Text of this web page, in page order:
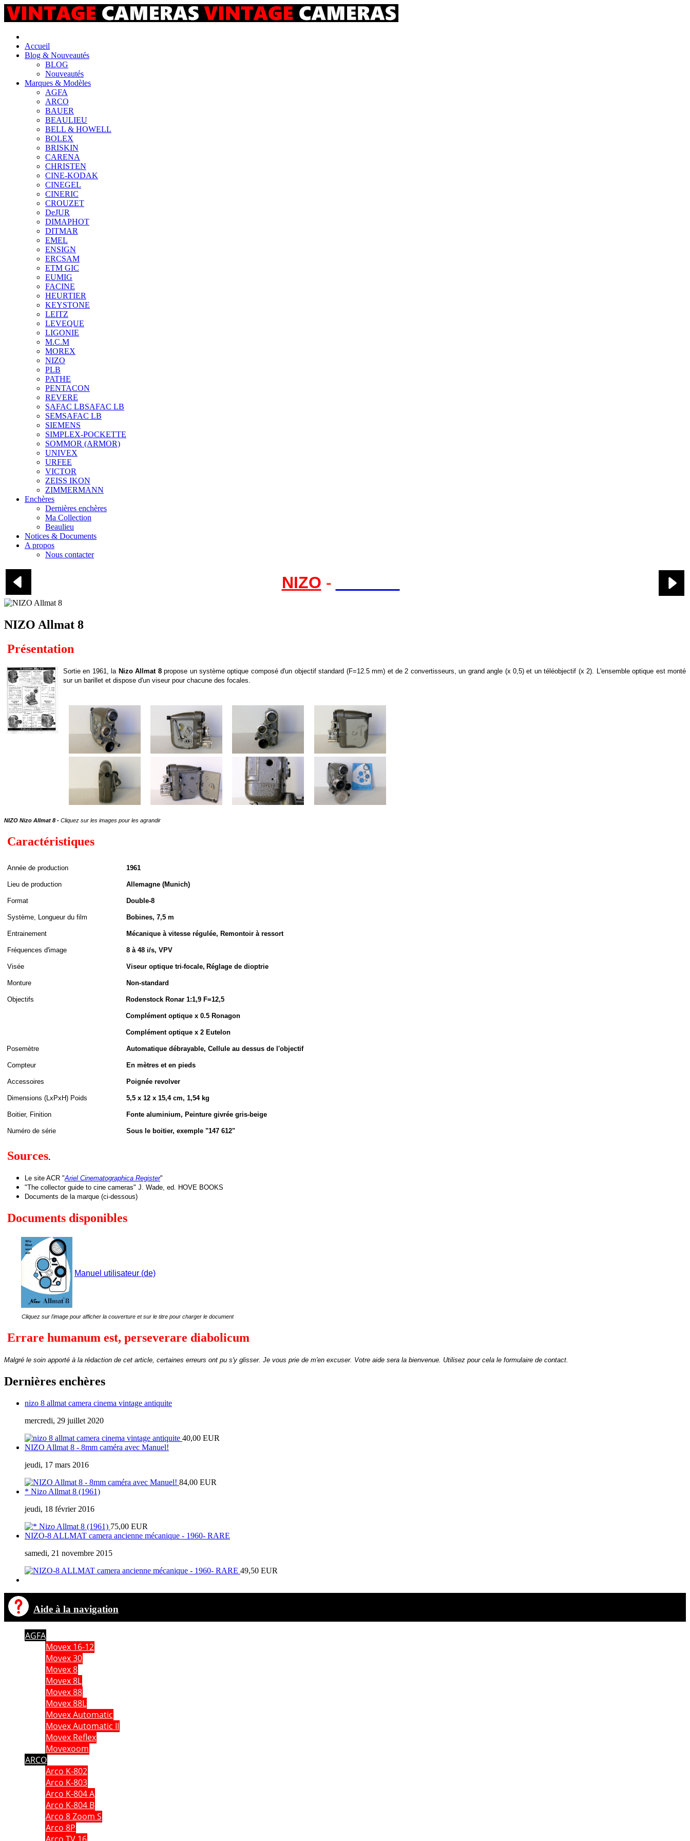
Accueil
Blog & Nouveautés
BLOG
Nouveautés
Marques & Modèles
AGFA
ARCO
BAUER
BEAULIEU
BELL & HOWELL
BOLEX
BRISKIN
CARENA
CHRISTEN
CINE-KODAK
CINEGEL
CINERIC
CROUZET
DeJUR
DIMAPHOT
DITMAR
EMEL
ENSIGN
ERCSAM
ETM GIC
EUMIG
FACINE
HEURTIER
KEYSTONE
LEITZ
LEVEQUE
LIGONIE
M.C.M
MOREX
NIZO
PLB
PATHE
PENTACON
REVERE
SAFAC LBSAFAC LB
SEMSAFAC LB
SIEMENS
SIMPLEX-POCKETTE
SOMMOR (ARMOR)
UNIVEX
URFEE
VICTOR
ZEISS IKON
ZIMMERMANN
Enchères
Dernières enchères
Ma Collection
Beaulieu
Notices & Documents
A propos
Nous contacter
NIZO -
NIZO Allmat 8
Présentation
Sortie en 1961, la Nizo Allmat 8propose un système optique composé d'un objectif standard (F=12.5 mm) et de 2 convertisseurs, un grand angle (x 0,5) et un téléobjectif (x 2). L'ensemble optique est monté
sur un barillet et dispose d'un viseur pour chacune des focales.
NIZO Nizo Allmat 8 - Cliquez sur les images pour les agrandir
Caractéristiques
Année de production 1961
Lieu de production Allemagne (Munich)
Format Double-8
Système, Longueur du film Bobines, 7,5 m
Entrainement Mécanique à vitesse régulée, Remontoir à ressort
Fréquences d'image 8 à 48 i/s, VPV
Visée Viseur optique tri-focale, Réglage de dioptrie
Monture Non-standard
Objectifs Rodenstock Ronar 1:1,9 F=12,5
Complément optique x 0.5 Ronagon
Complément optique x 2 Eutelon
Posemètre Automatique débrayable, Cellule au dessus de l'objectif
Compteur En mètres et en pieds
Accessoires Poignée revolver
Dimensions (LxPxH) Poids 5,5 x 12 x 15,4 cm, 1,54 kg
Boitier, Finition Fonte aluminium, Peinture givrée gris-beige
Numéro de série Sous le boitier, exemple "147 612"
Sources.
Le site ACR "Ariel Cinematographica Register"
"The collector guide to cine cameras" J. Wade, ed. HOVE BOOKS
Documents de la marque (ci-dessous)
Documents disponibles
Manuel utilisateur (de)
Cliquez sur l'image pour afficher la couverture et sur le titre pour charger le document
Errare humanum est, perseverare diabolicum
Malgré le soin apporté à la rédaction de cet article, certaines erreurs ont pu s'y glisser. Je vous prie de m'en excuser. Votre aide sera la bienvenue . Utilisez pour cela le formulaire de contact.
Dernières enchères
nizo 8 allmat camera cinema vintage antiquite
mercredi, 29 juillet 2020
40,00 EUR
NIZO Allmat 8 - 8mm caméra avec Manuel!
jeudi, 17 mars 2016
84,00 EUR
* Nizo Allmat 8 (1961)
jeudi, 18 février 2016
75,00 EUR
NIZO-8 ALLMAT camera ancienne mécanique - 1960- RARE
samedi, 21 novembre 2015
49,50 EUR
Aide à la navigation
AGFA
Movex 16-12
Movex 30
Movex 8
Movex 8L
Movex 88
Movex 88L
Movex Automatic
Movex Automatic II
Movex Reflex
Movexoom
ARCO
Arco K-802
Arco K-803
Arco K-804 A
Arco K-804 B
Arco 8 Zoom S
Arco 8P